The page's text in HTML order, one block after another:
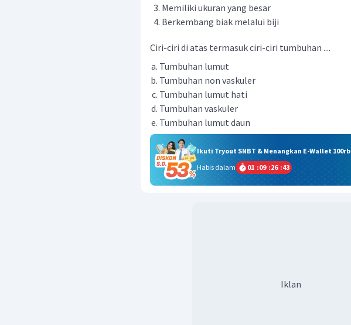
Memiliki ukuran yang besar
Berkembang biak melalui biji
Ciri-ciri di atas termasuk ciri-ciri tumbuhan ....
Tumbuhan lumut
Tumbuhan non vaskuler
Tumbuhan lumut hati
Tumbuhan vaskuler
Tumbuhan lumut daun
Ikuti Tryout SNBT & Menangkan E-Wallet 100rb
Habis dalam
01 :09 :26 :42
Iklan